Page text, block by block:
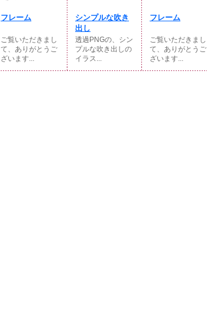
フレーム
ご覧いただきまし
て、ありがとうご
ざいます...
シンプルな吹き
出し
透過PNGの、シン
プルな吹き出しの
イラス...
フレーム
ご覧いただきまし
て、ありがとうご
ざいます...